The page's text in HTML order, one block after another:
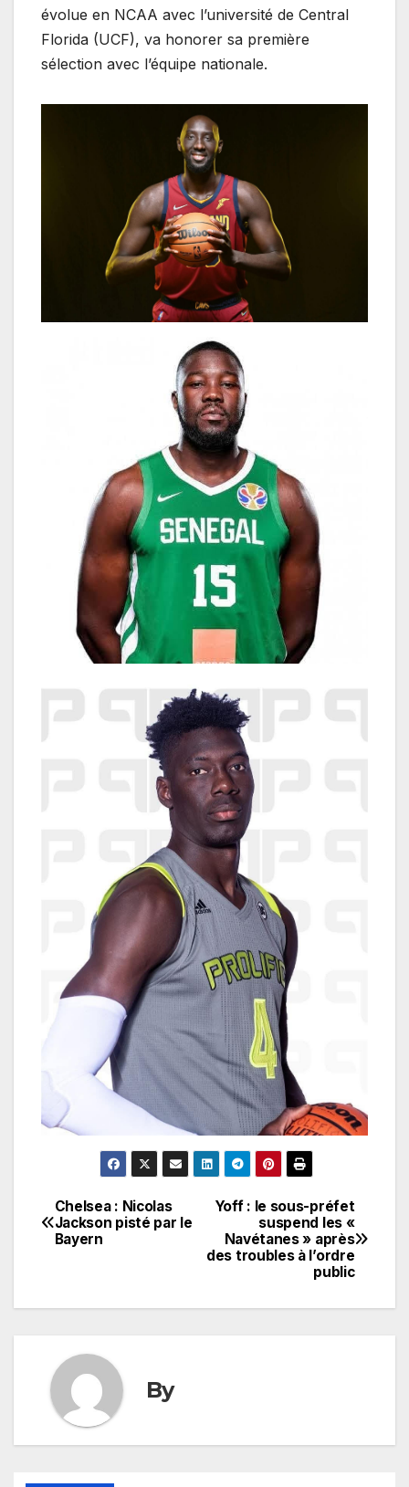
évolue en NCAA avec l’université de Central
Florida (UCF), va honorer sa première
sélection avec l’équipe nationale.
Navigation
de
Yoff : le sous-préfet
suspend les «
Navétanes » après
des troubles à l’ordre
public
Chelsea : Nicolas
Jackson pisté par le
Bayern
By